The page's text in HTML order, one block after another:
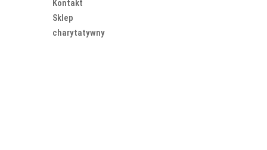
Kontakt
Sklep
charytatywny